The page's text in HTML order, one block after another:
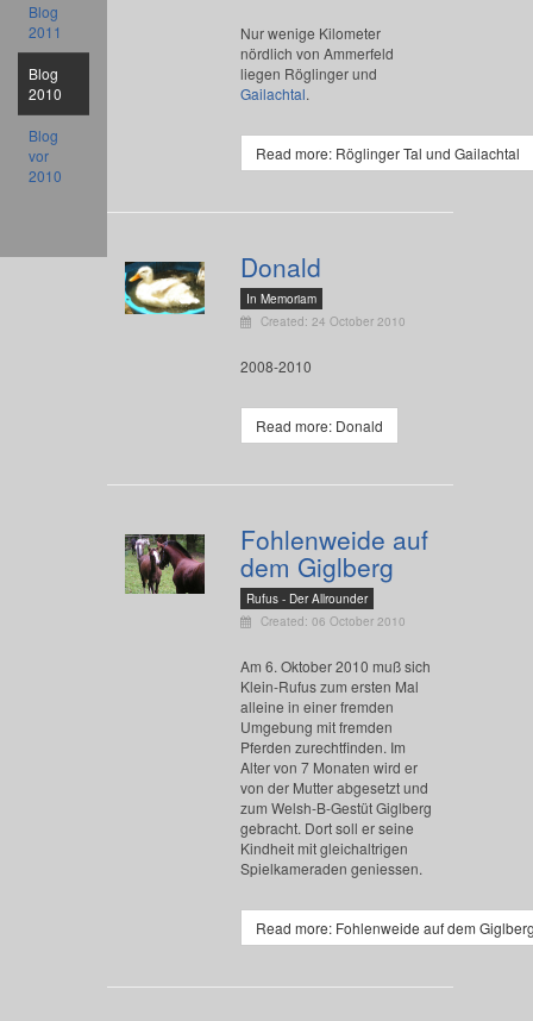
Nur wenige Kilometer
nördlich von Ammerfeld
liegen Röglinger und
Gailachtal.
Read more: Röglinger Tal und Gailachtal
Donald
In Memoriam
Created: 24 October 2010
2008-2010
Read more: Donald
Fohlenweide auf
dem Giglberg
Rufus - Der Allrounder
Created: 06 October 2010
Am 6. Oktober 2010 muß sich
Klein-Rufus zum ersten Mal
alleine in einer fremden
Umgebung mit fremden
Pferden zurechtfinden. Im
Alter von 7 Monaten wird er
von der Mutter abgesetzt und
zum Welsh-B-Gestüt Giglberg
gebracht. Dort soll er seine
Kindheit mit gleichaltrigen
Spielkameraden geniessen.
Read more: Fohlenweide auf dem
Blog
2011
Blog
2010
Blog
vor
2010